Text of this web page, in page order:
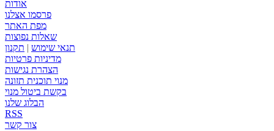
אודות
פרסמו אצלנו
מפת האתר
שאלות נפוצות
תנאי שימוש | תקנון
מדיניות פרטיות
הצהרת נגישות
מנוי תוכנית תזונה
בקשת ביטול מנוי
הבלוג שלנו
RSS
צור קשר